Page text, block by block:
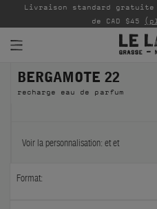
PARFUMS
INTÉRIEUR
BODY — HAIR — FACE
Livraison standard gratuite
de CAD $45
BERGAMOTE 22
recharge eau de parfum
Voir la personnalisation: etet
Format: